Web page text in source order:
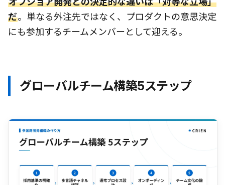
だ。単なる外注先ではなく、プロダクトの意思決定
にも参加するチームメンバーとして迎える。
グローバルチーム構築5ステップ